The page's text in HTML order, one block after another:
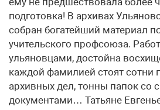
подготовка! В архивах
собран богатейший материал
учительского профсоюза.
ульяновцами, достойна
каждой фамилией стоят сотни
архивных дел, тонны папок со
документами… Татьяне